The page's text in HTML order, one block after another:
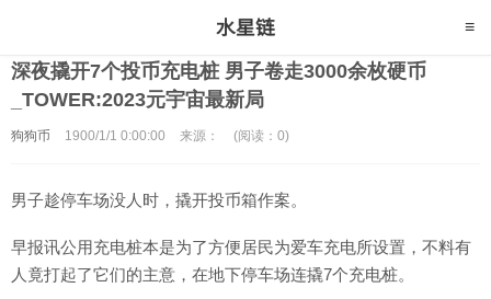
深夜撬开7个投币充电桩 男子卷走3000余枚硬币
_TOWER:2023元宇宙最新局
狗狗币 1900/1/1 0:00:00 来源： (阅读：0)
男子趁停车场没人时，撬开投币箱作案。
早报讯公用充电桩本是为了方便居民为爱车充电所设置，不料有
人竟打起了它们的主意，在地下停车场连撬7个充电桩。